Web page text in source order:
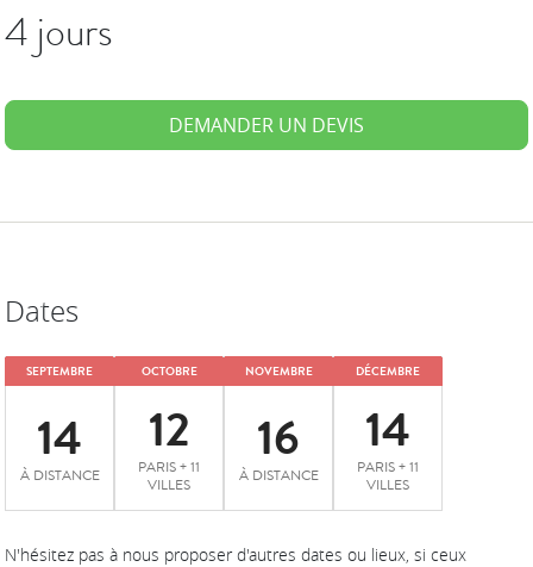
4 jours
DEMANDER UN DEVIS
Dates
SEPTEMBRE
14
À DISTANCE
OCTOBRE
12
PARIS + 11
VILLES
NOVEMBRE
16
À DISTANCE
DÉCEMBRE
14
PARIS + 11
VILLES
N'hésitez pas à nous proposer d'autres dates ou lieux, si ceux